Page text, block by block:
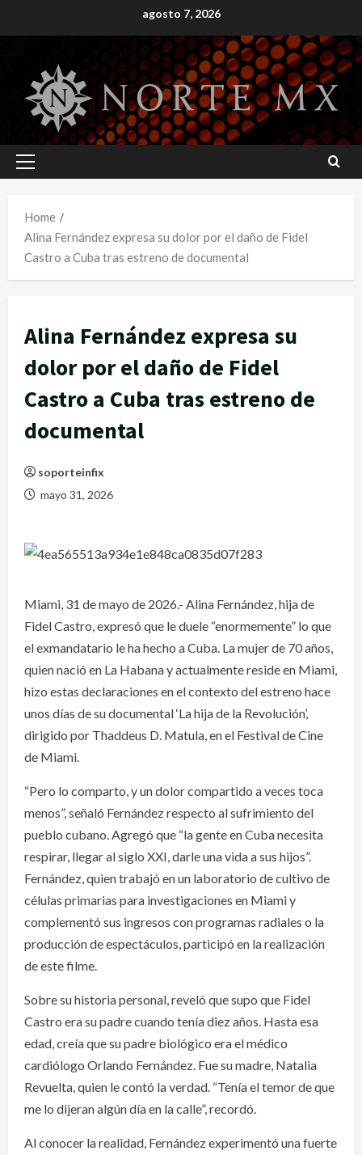
to
agosto 7, 2026
Primary
Home
Alina Fernández expresa su dolor por el daño de Fidel
Castro a Cuba tras estreno de documental
Alina Fernández expresa su
dolor por el daño de Fidel
Castro a Cuba tras estreno de
documental
soporteinfix
mayo 31, 2026
Miami, 31 de mayo de 2026.- Alina Fernández, hija de
Fidel Castro, expresó que le duele “enormemente” lo que
el exmandatario le ha hecho a Cuba. La mujer de 70 años,
quien nació en La Habana y actualmente reside en Miami,
hizo estas declaraciones en el contexto del estreno hace
unos días de su documental ‘La hija de la Revolución’,
dirigido por Thaddeus D. Matula, en el Festival de Cine
de Miami.
“Pero lo comparto, y un dolor compartido a veces toca
menos”, señaló Fernández respecto al sufrimiento del
pueblo cubano. Agregó que “la gente en Cuba necesita
respirar, llegar al siglo XXI, darle una vida a sus hijos”.
Fernández, quien trabajó en un laboratorio de cultivo de
células primarias para investigaciones en Miami y
complementó sus ingresos con programas radiales o la
producción de espectáculos, participó en la realización
de este filme.
Sobre su historia personal, reveló que supo que Fidel
Castro era su padre cuando tenía diez años. Hasta esa
edad, creía que su padre biológico era el médico
cardiólogo Orlando Fernández. Fue su madre, Natalia
Revuelta, quien le contó la verdad. “Tenía el temor de que
me lo dijeran algún día en la calle”, recordó.
Al conocer la realidad, Fernández experimentó una fuerte